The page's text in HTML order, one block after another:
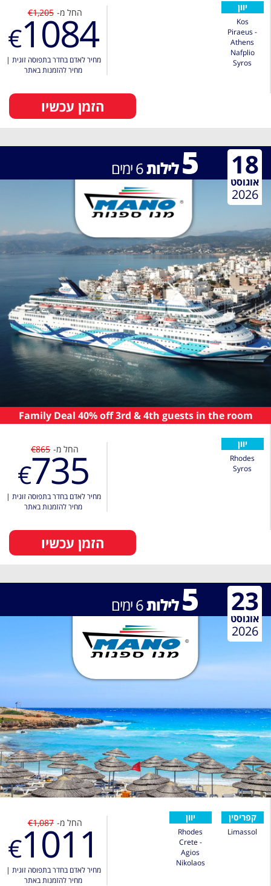
יוון
Kos
Piraeus -
Athens
Nafplio
Syros
החל מ- €1,205
€1084
מחיר לאדם בחדר בתפוסה זוגית |
מחיר להזמנות באתר
הזמן עכשיו
5 לילות6ימים
Family Deal 40% off 3rd & 4th guests in the room
18
אוגוסט
2026
יוון
Rhodes
Syros
החל מ- €865
€735
מחיר לאדם בחדר בתפוסה זוגית |
מחיר להזמנות באתר
הזמן עכשיו
5 לילות6ימים 23
אוגוסט
2026
קפריסין
Limassol
יוון
Rhodes
Crete -
Agios
Nikolaos
החל מ- €1,087
€1011
מחיר לאדם בחדר בתפוסה זוגית |
מחיר להזמנות באתר